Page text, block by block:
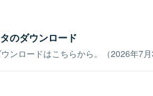
のダウンロード
ンロードはこちらから。（2026年7月